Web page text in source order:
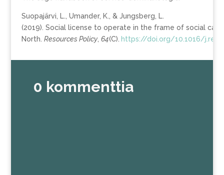
Suopajärvi, L., Umander, K., & Jungsberg, L.
(2019). Social license to operate in the frame of social
North. ResourcesPolicy, 64(C). https://doi.org/10.1016/
0 kommenttia